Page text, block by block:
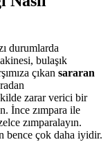
durumlarda
bulaşık
çıkan sararan
zarar verici bir
İnce zımpara ile
zımparalayın.
bence çok daha iyidir.